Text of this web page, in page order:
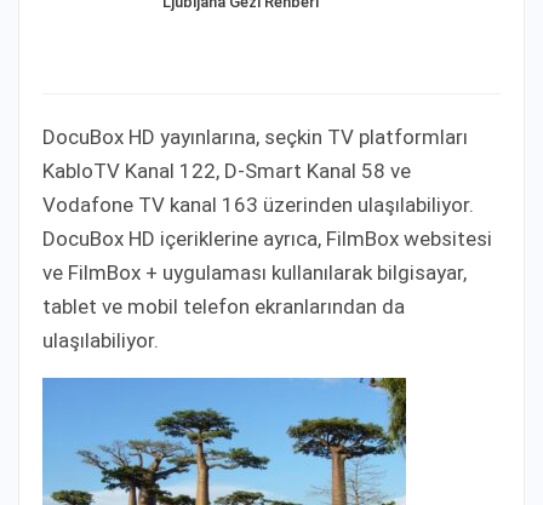
DocuBox HD yayınlarına, seçkin TV platformları
KabloTV Kanal 122, D-Smart Kanal 58 ve
Vodafone TV kanal 163 üzerinden ulaşılabiliyor.
DocuBox HD içeriklerine ayrıca, FilmBox websitesi
ve FilmBox + uygulaması kullanılarak bilgisayar,
tablet ve mobil telefon ekranlarından da
ulaşılabiliyor.